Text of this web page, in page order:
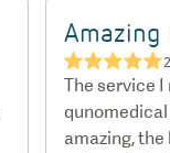
★★★★★
The service
amazing,